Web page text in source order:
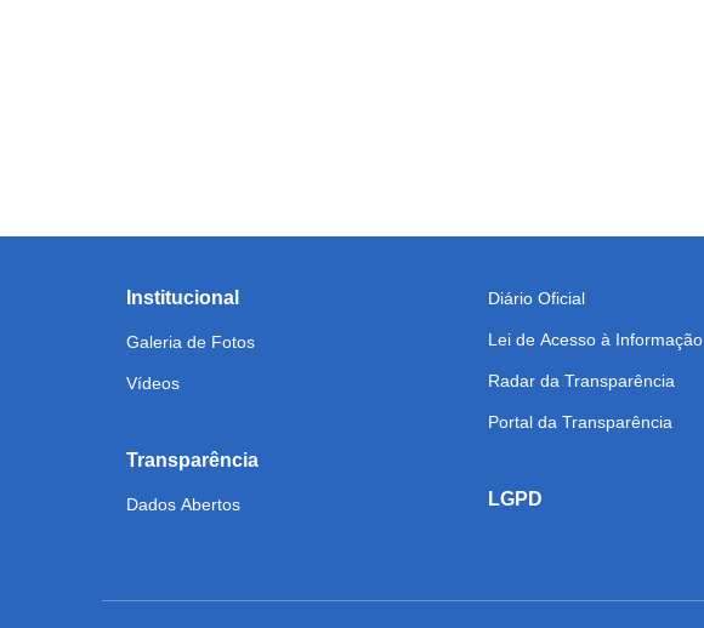
Institucional
Galeria de Fotos
Vídeos
Transparência
Dados Abertos
Diário Oficial
Lei de Acesso à Informação
Radar da Transparência
Portal da Transparência
LGPD